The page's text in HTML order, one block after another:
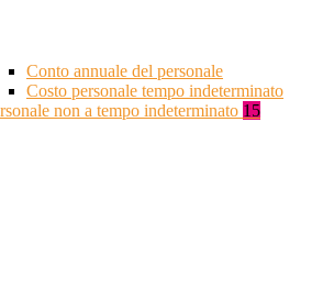
Conto annuale del personale
Costo personale tempo indeterminato
non a tempo indeterminato 15